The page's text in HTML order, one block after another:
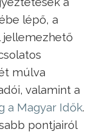
lépő, a
jellemezhető
múlva
valamint a
a Magyar Idők.
pontjairól